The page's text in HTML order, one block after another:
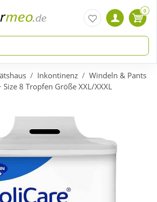
0
Inkontinenz
Windeln & Pants
8 Tropfen Größe XXL/XXXL